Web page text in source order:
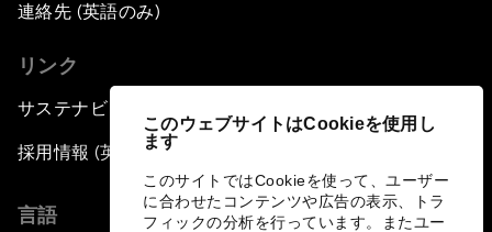
このウェブサイトはCookieを使用し
ます
このサイトではCookieを使って、ユーザー
に合わせたコンテンツや広告の表示、トラ
フィックの分析を行っています。またユー
連絡先 (英語のみ)
リンク
サステナビリティへの取り組み
採用情報 (英語のみ)
言語